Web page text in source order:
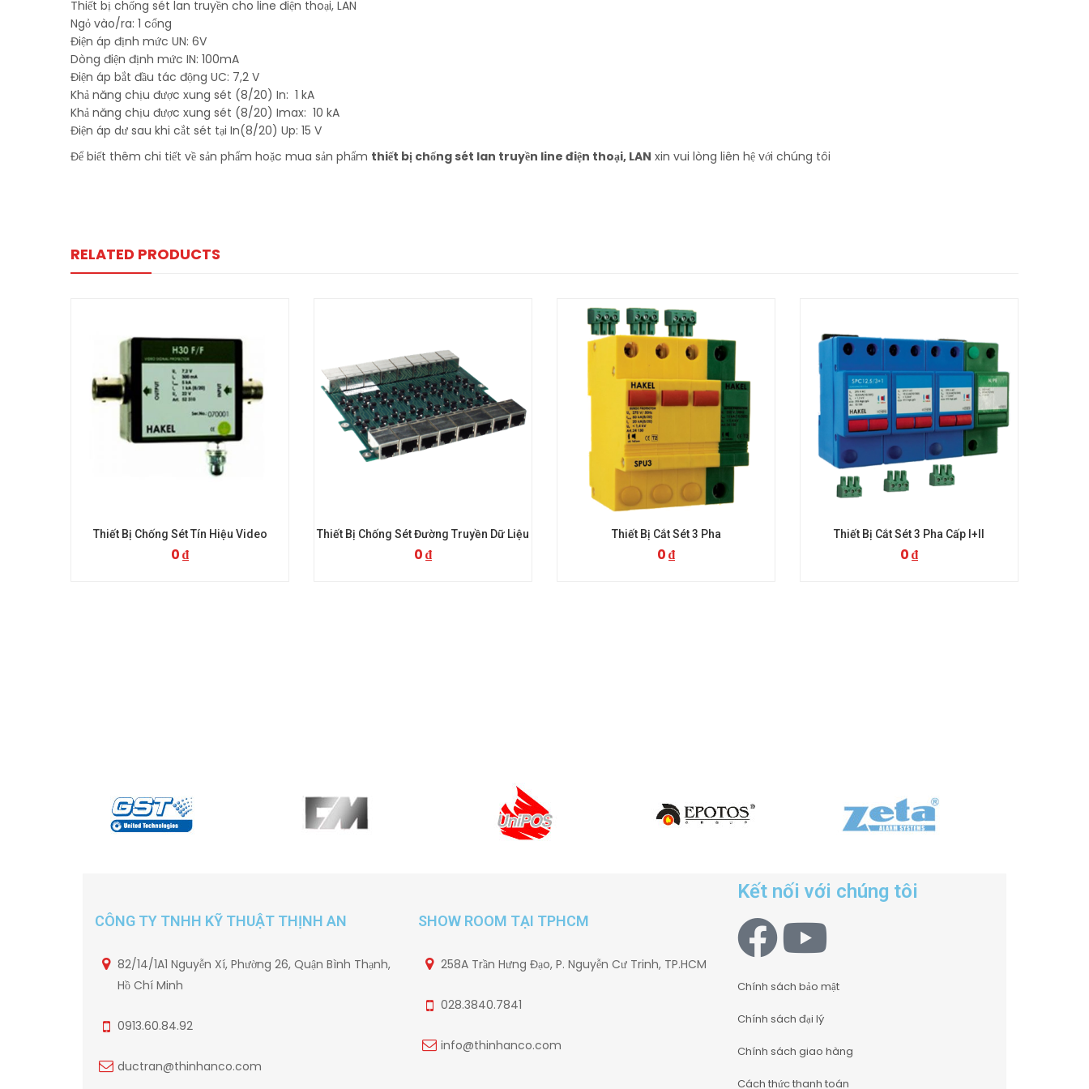
Thiết bị chống sét lan truyền cho line điện thoại, LAN
Ngỏ vào/ra: 1 cổng
Điện áp định mức UN: 6V
Dòng điện định mức IN: 100mA
Điện áp bắt đầu tác động UC: 7,2 V
Khả năng chịu được xung sét (8/20) In: 1 kA
Khả năng chịu được xung sét (8/20) Imax: 10 kA
Điện áp dư sau khi cắt sét tại In(8/20) Up: 15 V
Để biết thêm chi tiết về sản phẩm hoặc mua sản phẩm thiết bị chống sét lan truyền line điện thoại, LAN xin vui lòng liên hệ với chúng tôi
RELATED PRODUCTS
Thiết Bị Chống Sét Đường Truyền Dữ Liệu Thiết Bị Cắt Sét 3 Pha Thiết Bị Cắt Sét 3 Pha Cấp I+II Thiết Bị Cắt Sét 1 Pha Cấp I+II
CÔNG TY TNHH KỸ THUẬT THỊNH AN
82/14/1A1 Nguyễn Xí, Phường 26, Quận Bình Thạnh,
Hồ Chí Minh
0913.60.84.92
ductran@thinhanco.com
SHOW ROOM TẠI TPHCM
258A Trần Hưng Đạo, P. Nguyễn Cư Trinh, TP.HCM
028.3840.7841
info@thinhanco.com
Kết nối với chúng tôi
Chính sách bảo mật
Chính sách đại lý
Chính sách giao hàng
Cách thức thanh toán